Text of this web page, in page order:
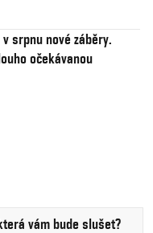
srpnu nové záběry.
očekávanou
vám bude slušet?